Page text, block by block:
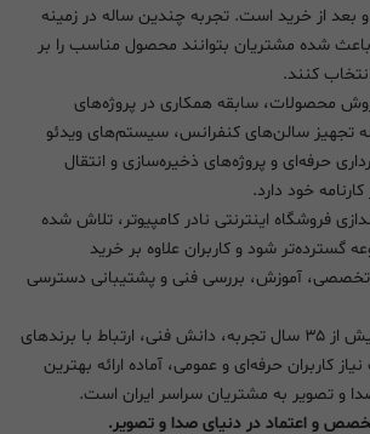
بعد از خرید است. تجربه چندین ساله در زمینه
شده مشتریان بتوانند محصول مناسب را بر
کنند.
فروش محصولات، سابقه همکاری در پروژه‌های
تجهیز سالن‌های کنفرانس، سیستم‌های ویدئو
حرفه‌ای و پروژه‌های ذخیره‌سازی و انتقال
خود دارد.
فروشگاه اینترنتی نادر کامپیوتر، تلاش شده
شود و کاربران علاوه بر خرید
تخصصی، آموزش، بررسی فنی و پشتیبانی دسترسی
امروز نادر کامپیوتر با بیش از ۳۵ سال تجربه، دانش فنی، ارتباط با برندهای
کاربران حرفه‌ای و عمومی، آماده ارائه بهترین
و تصویر به مشتریان سراسر ایران است.
تخصص و اعتماد در دنیای صدا و تصویر.